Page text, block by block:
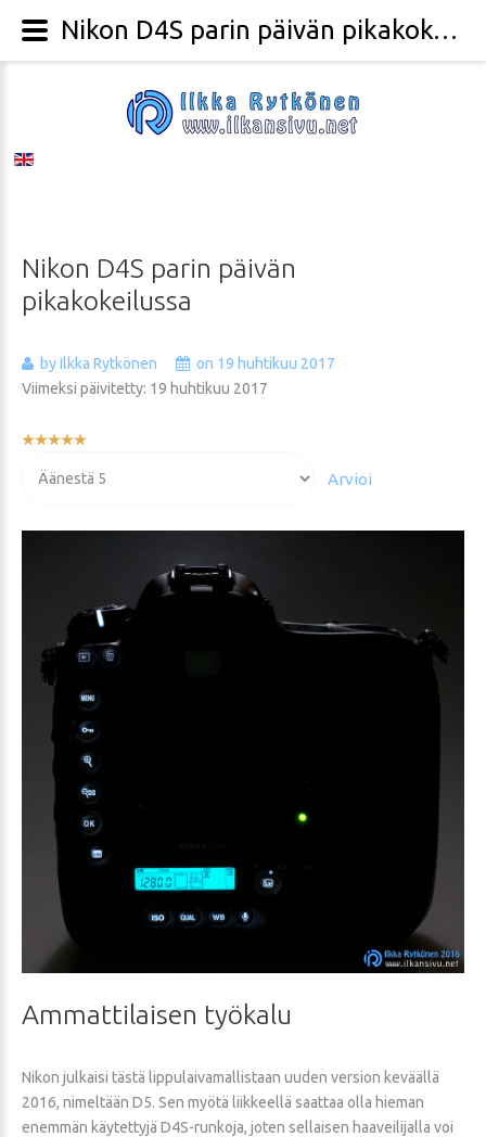
Nikon D4S parin päivän
pikakokeilussa
by Ilkka Rytkönen
on 19 huhtikuu 2017
Viimeksi päivitetty: 19 huhtikuu 2017
Käyttäjän
arvioida
Ammattilaisen työkalu
Nikon julkaisi tästä lippulaivamallistaan uuden version keväällä
2016, nimeltään D5. Sen myötä liikkeellä saattaa olla hieman
enemmän käytettyjä D4S-runkoja, joten sellaisen haaveilijalla voi
Nikon D4S parin päivän pikakokeilussa - Valokuvaaja Ilkka Rytkönen